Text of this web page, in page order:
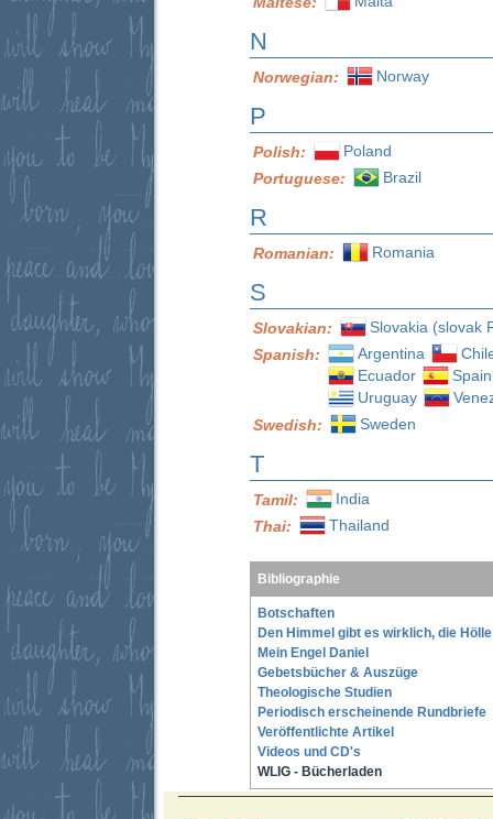
N
Norwegian: Norway
P
Polish:
Poland
Portuguese:
Brazil
R
Romanian: Romania
S
Slovakian:
Slovakia (slovak
Spanish:
Argentina
Ecuador
Spain
Uruguay
Swedish:
Sweden
T
Tamil:
India
Thai:
Thailand
Bibliographie
Botschaften
Den Himmel gibt es wirklich, die
Mein Engel Daniel
Gebetsbücher & Auszüge
Theologische Studien
Periodisch erscheinende Rundbriefe
Veröffentlichte Artikel
Videos und CD's
WLIG - Bücherladen